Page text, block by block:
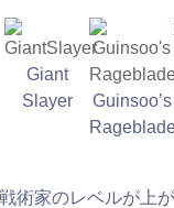
Giant
Slayer
Guinsoo’s
術家のレベルが上